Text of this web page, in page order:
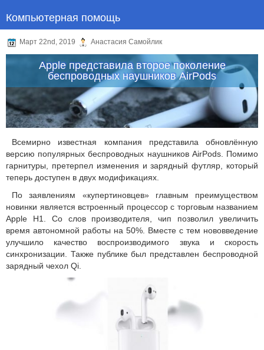
Компьютерная помощь
Март 22nd, 2019 Анастасия Самойлик
Apple представила второе поколение
беспроводных наушников AirPods
Всемирно известная компания представила обновлённую
версию популярных беспроводных наушников AirPods. Помимо
гарнитуры, претерпел изменения и зарядный футляр, который
теперь доступен в двух модификациях.
По заявлениям «купертиновцев» главным преимуществом
новинки является встроенный процессор с торговым названием
Apple H1. Со слов производителя, чип позволил увеличить
время автономной работы на 50%. Вместе с тем нововведение
улучшило качество воспроизводимого звука и скорость
синхронизации. Также публике был представлен беспроводной
зарядный чехол Qi.